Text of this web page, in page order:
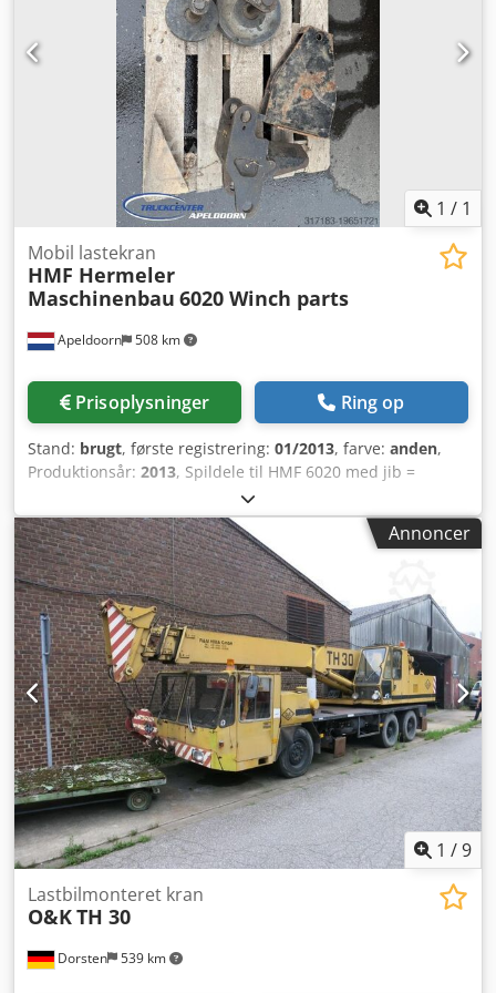
Crjdpfx Ahezg Hcps Hef Løftekapacitet: 2000 kg Køretøjet er
klar til brug.
1 / 1
Apeldoorn 508 km
Mobil lastekran
HMF Hermeler
Maschinenbau 6020 Winch parts
Prisoplysninger Ring op
Stand: brugt, første registrering: 01/2013, farve: anden,
Produktionsår: 2013, Spildele til HMF 6020 med jib =
Virksomhedsoplysninger = Bankoplysninger: Rabobank-
konto: 39.33.10.655 IBAN: NL73RABO0393310655 Cjdpfx
Ahew D Dflj Horf Swift-kode: RABONL2U - Kontrollér altid
vores bankoplysninger før en transaktion! - Reservation af
køretøjer er kun mulig med et depositum. - Der tages
forbehold for skrive- og tekstfejl på alle tilbudte køretøjer.
Annoncer
1 /9
Dorsten 539 km
Lastbilmonteret kran
O&KTH 30